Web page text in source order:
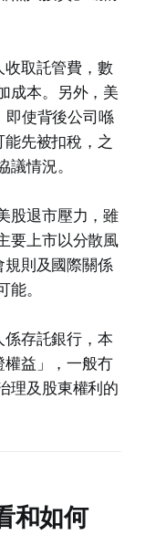
取託管費，數
成本。另外，美
即使背後公司喺
先被扣稅，之
情況。
股退市壓力，雖
要上市以分散風
規則及國際關係
。
係存託銀行，本
權益」，一般冇
理及股東權利的
和如何